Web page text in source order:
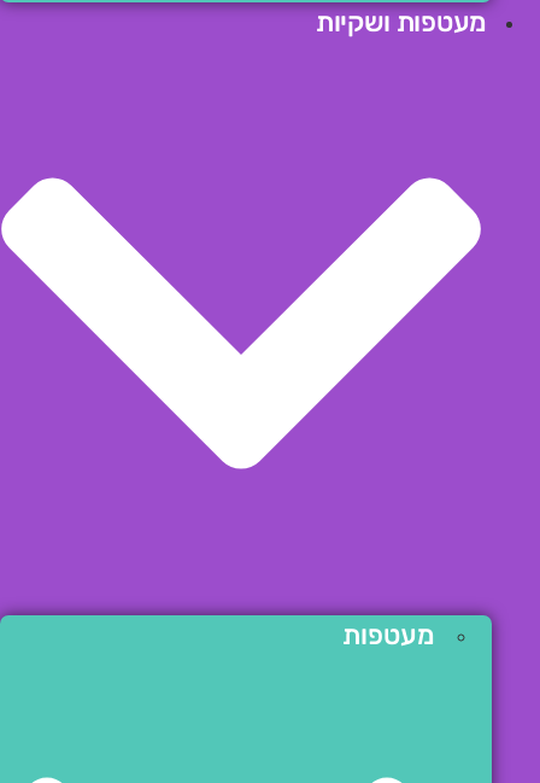
מעטפות ושקיות
מעטפות